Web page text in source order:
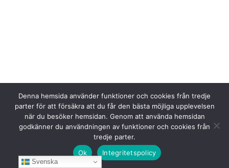
Svenska
Denna hemsida använder funktioner och cookies från tredje
parter för att försäkra att du får den bästa möjliga upplevelsen
när du besöker hemsidan. Genom att använda hemsidan
godkänner du användningen av funktioner och cookies från
tredje parter.
Ok
Integritetspolicy